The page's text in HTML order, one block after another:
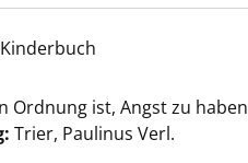
anzeigen
Kinderbuch
Ordnung ist, Angst zu haben
Verfasser
Trier, Paulinus Verl.